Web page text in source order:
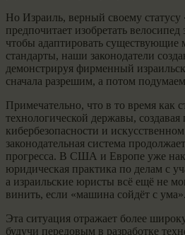
Но Израиль, верный своему статусу
предпочитает изобретать
чтобы адаптировать существующие
стандарты, наши законодатели
демонстрируя фирменный
сначала разрешим, а потом
Примечательно, что в то время как
технологической державы,
кибербезопасности и
законодательная система
прогресса. В США и Европе уже
юридическая практика по делам с
а израильские юристы всё ещё не
винить, если «машина сойдёт с ума».
Эта ситуация отражает более
будучи передовым в разработке